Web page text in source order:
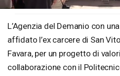
Loaded:
L’Agenzia del Demanio con
affidato l’ex carcere di San
Favara, per un progetto di
collaborazione con il